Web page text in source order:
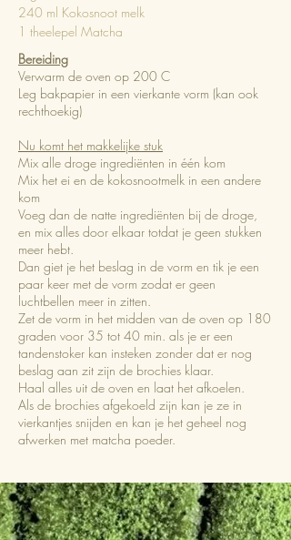
240 ml Kokosnoot melk
1 theelepel Matcha
Bereiding
Verwarm de oven op 200 C
Leg bakpapier in een vierkante vorm (kan ook
rechthoekig)
Nu komt het makkelijke stuk
Mix alle droge ingrediënten in één kom
Mix het ei en de kokosnootmelk in een andere
kom
Voeg dan de natte ingrediënten bij de droge,
en mix alles door elkaar totdat je geen stukken
meer hebt.
Dan giet je het beslag in de vorm en tik je een
paar keer met de vorm zodat er geen
luchtbellen meer in zitten.
Zet de vorm in het midden van de oven op 180
graden voor 35 tot 40 min. als je er een
tandenstoker kan insteken zonder dat er nog
beslag aan zit zijn de brochies klaar.
Haal alles uit de oven en laat het afkoelen.
Als de brochies afgekoeld zijn kan je ze in
vierkantjes snijden en kan je het geheel nog
afwerken met matcha poeder.